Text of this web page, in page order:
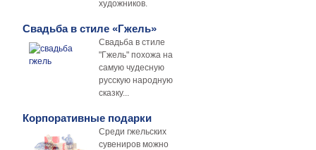
художников.
Свадьба в стиле «Гжель»
Свадьба в стиле
"Гжель" похожа на
самую чудесную
русскую народную
сказку...
Корпоративные подарки
Среди гжельских
сувениров можно